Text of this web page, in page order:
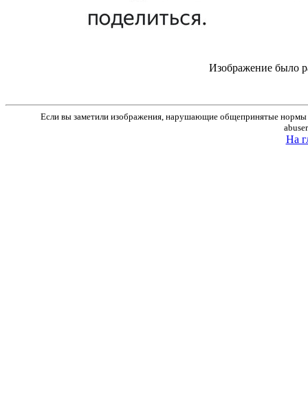
Изображение было
Если вы заметили изображения, нарушающие общепринятые нормы
На